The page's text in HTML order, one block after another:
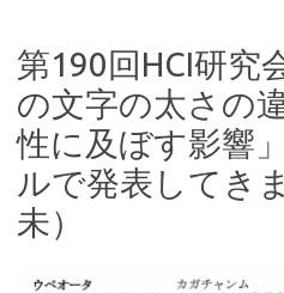
第190回HCI研究
の文字の太さの
性に及ぼす影響
ルで発表してき
未）